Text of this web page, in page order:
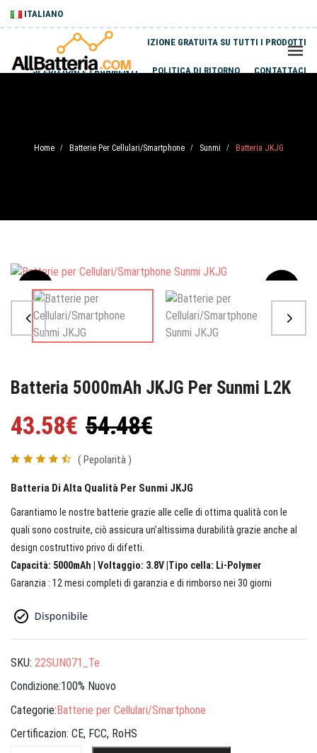
ITALIANO
SPEDIZIONE GRATUITA SU TUTTI I PRODOTTI
SPEDIZIONI E PAGAMENTI POLITICA DI RITORNO CONTATTACI
Home / Batterie Per Cellulari/Smartphone / Sunmi / Batteria JKJG
Sale
Batteria 5000mAh JKJG Per Sunmi L2K
43.58€ 54.48€
( Pepolarità )
Batteria Di Alta Qualità Per Sunmi JKJG
Garantiamo le nostre batterie grazie alle celle di ottima qualità con le
quali sono costruite, ciò assicura un’altissima durabilità grazie anche al
design costruttivo privo di difetti.
Capacità: 5000mAh | Voltaggio: 3.8V |Tipo cella: Li-Polymer
Garanzia : 12 mesi completi di garanzia e di rimborso nei 30 giorni
SKU: 22SUN071_Te
Condizione:100% Nuovo
Categorie:Batterie per Cellulari/Smartphone
Certificazion: CE, FCC, RoHS